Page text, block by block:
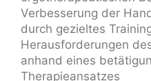
Verbesserung der
durch gezieltes
Herausforderungen
anhand eines
Therapieansatzes